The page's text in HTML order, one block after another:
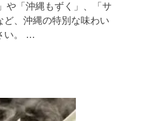
や「沖縄もずく」、「サ
ど、沖縄の特別な味わい
い。 …